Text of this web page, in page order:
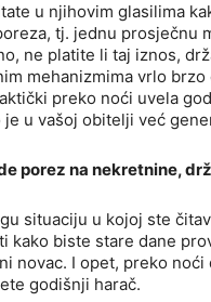
u njihovim glasilima
tj. jednu prosječnu
ne platite li taj iznos,
mehanizmima vrlo
preko noći uvela
u vašoj obitelji već
porez na nekretnine,
situaciju u kojoj ste
kako biste stare dane
novac. I opet, preko
godišnji harač.